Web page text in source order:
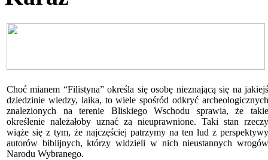
Choć mianem “Filistyna” określa się osobę nieznającą się na jakiejś
dziedzinie wiedzy, laika, to wiele spośród odkryć archeologicznych
znalezionych na terenie Bliskiego Wschodu sprawia, że takie
określenie należałoby uznać za nieuprawnione. Taki stan rzeczy
wiąże się z tym, że najczęściej patrzymy na ten lud z perspektywy
autorów biblijnych, którzy widzieli w nich nieustannych wrogów
Narodu Wybranego.